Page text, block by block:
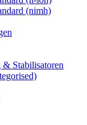
(nimh)
& Stabilisatoren